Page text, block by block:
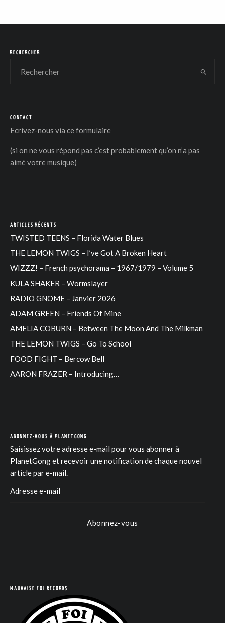
RECHERCHER
CONTACT
Ecrivez-nous via ce formulaire
(si on ne vous répond pas c’est probablement qu’on n’a pas
aimé votre musique)
ARTICLES RÉCENTS
TWISTED TEENS – Florida Water Blues
THE LEMON TWIGS – I’ve Got A Broken Heart
WIZZZ! – French psychorama – 1967/1979 – Volume 5
KULA SHAKER – Wormslayer
RADIO GNOME – Janvier 2026
ADAM GREEN – Friends Of Mine
AMELIA COBURN – Between The Moon And The Milkman
THE LEMON TWIGS – Go To School
FOOD FIGHT – Bercow Bell
AARON FRAZER – Introducing…
ABONNEZ-VOUS À PLANETGONG
Saisissez votre adresse e-mail pour vous abonner à
PlanetGong et recevoir une notification de chaque nouvel
article par e-mail.
Abonnez-vous
MAUVAISE FOI RECORDS